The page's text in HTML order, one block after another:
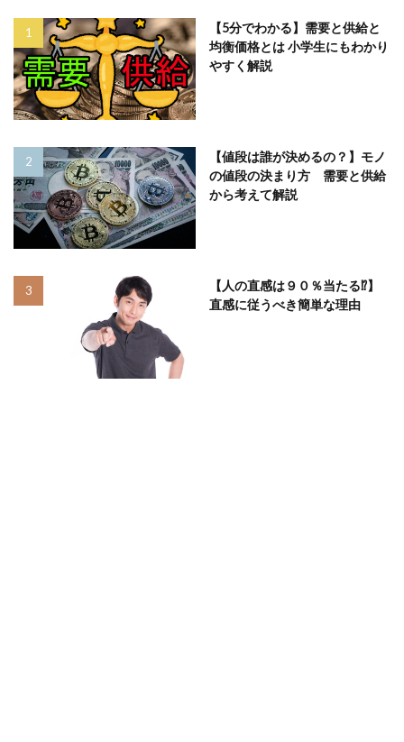
【5分でわかる】需要と供給と
均衡価格とは 小学生にもわかり
やすく解説
【値段は誰が決めるの？】モノ
の値段の決まり方 需要と供給
から考えて解説
【人の直感は９０％当たる⁉】
直感に従うべき簡単な理由